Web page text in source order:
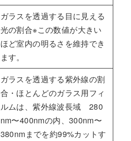
ガラスを透過する目に見える
光の割合※この数値が大きい
ほど室内の明るさを維持でき
ます。
ガラスを透過する紫外線の割
合・ほとんどのガラス用フィ
ルムは、紫外線波長域 280
nm〜400nmの内、300nm〜
380nmまでを約99%カットす